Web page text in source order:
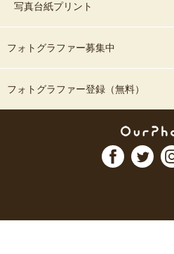
写真台紙プリント
フォトグラファー募集中
フォトグラファー登録（無料）